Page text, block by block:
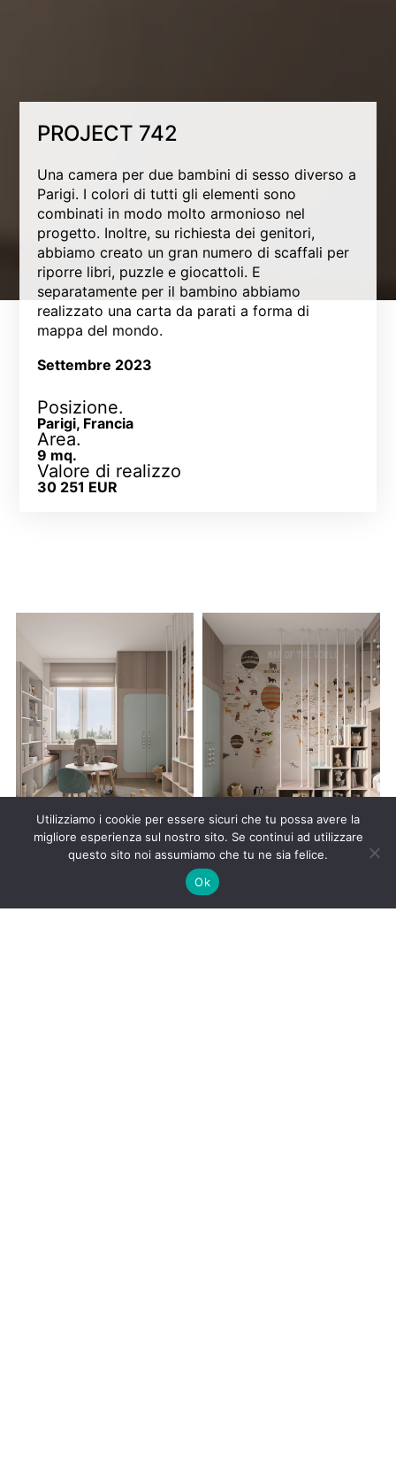
PROJECT 742
Una camera per due bambini di sesso diverso a
Parigi. I colori di tutti gli elementi sono
combinati in modo molto armonioso nel
progetto. Inoltre, su richiesta dei genitori,
abbiamo creato un gran numero di scaffali per
riporre libri, puzzle e giocattoli. E
separatamente per il bambino abbiamo
realizzato una carta da parati a forma di
mappa del mondo.
Settembre 2023
Posizione.
Parigi, Francia
Area.
9 mq.
Valore di realizzo
30 251 EUR
Utilizziamo i cookie per essere sicuri che tu possa avere la
migliore esperienza sul nostro sito. Se continui ad utilizzare
questo sito noi assumiamo che tu ne sia felice.
Ok